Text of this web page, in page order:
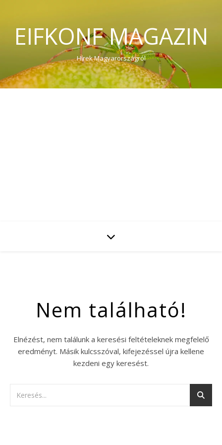
EIFKONF MAGAZIN
Hírek Magyarországról
Nem található!
Elnézést, nem találunk a keresési feltételeknek megfelelő
eredményt. Másik kulcsszóval, kifejezéssel újra kellene
kezdeni egy keresést.